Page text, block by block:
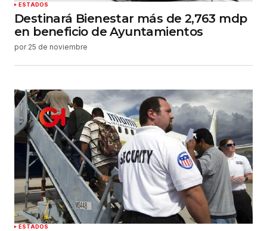
ESTADOS
Destinará Bienestar más de 2,763 mdp
en beneficio de Ayuntamientos
por 25 de noviembre
ESTADOS